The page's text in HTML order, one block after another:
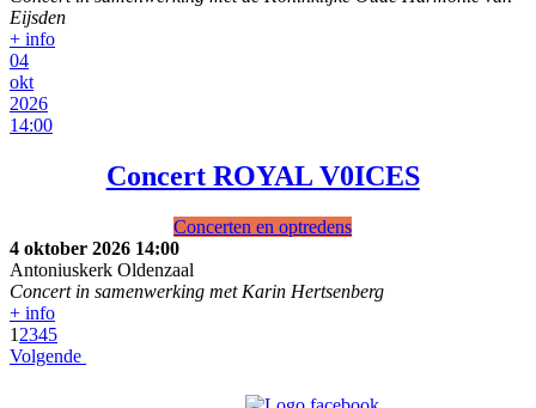
Eijsden
+ info
04
okt
2026
14:00
Concert ROYAL V0ICES
Concerten en optredens
4 oktober 2026 14:00
Antoniuskerk Oldenzaal
Concert in samenwerking met Karin Hertsenberg
+ info
1 2345
Volgende